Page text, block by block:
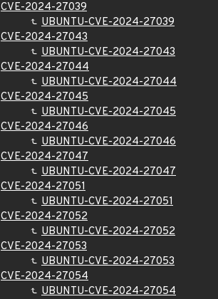
CVE-2024-27039
UBUNTU-CVE-2024-27039
CVE-2024-27043
UBUNTU-CVE-2024-27043
CVE-2024-27044
UBUNTU-CVE-2024-27044
CVE-2024-27045
UBUNTU-CVE-2024-27045
CVE-2024-27046
UBUNTU-CVE-2024-27046
CVE-2024-27047
UBUNTU-CVE-2024-27047
CVE-2024-27051
UBUNTU-CVE-2024-27051
CVE-2024-27052
UBUNTU-CVE-2024-27052
CVE-2024-27053
UBUNTU-CVE-2024-27053
CVE-2024-27054
UBUNTU-CVE-2024-27054